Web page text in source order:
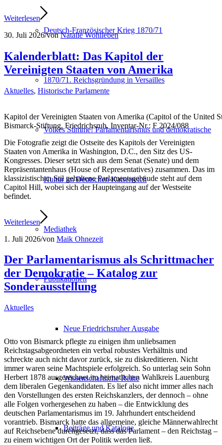
Deutsch-Französischer Krieg 1870/71
1870/71. Reichsgründung in Versailles
Volkes Stimme! Parlamentarismus und demokratische
Kultur im Deutschen Kaiserreich
Mediathek
Publikationen
Neue Friedrichsruher Ausgabe
Wissenschaftliche Reihe
Beiträge und Kataloge
Weiterlesen
30. Juli 2026/vonNatalie Wohlleben
Kalenderblatt: Das Kapitol der
Vereinigten Staaten von Amerika
Aktuelles, Historische Parlamente
Kapitol der Vereinigten Staaten von Amerika (Capitol of the United
Bismarck-Stiftung, Friedrichsruh, Inventar-Nr.: F 2024/088
Die Fotografie zeigt die Ostseite des Kapitols der Vereinigten
Staaten von Amerika in Washington, D.C., den Sitz des US-
Kongresses. Dieser setzt sich aus dem Senat (Senate) und dem
Repräsentantenhaus (House of Representatives) zusammen. Das im
klassizistischen Stil gehaltene Parlamentsgebäude steht auf dem
Capitol Hill, wobei sich der Haupteingang auf der Westseite
befindet.
Weiterlesen
1. Juli 2026/von Maik Ohnezeit
Der Parlamentarismus als Schrittmacher
der Demokratie – Katalog zur
Sonderausstellung
Aktuelles
Otto von Bismarck pflegte zu einigen ihm unliebsamen
Reichstagsabgeordneten ein verbal robustes Verhältnis und
schreckte auch nicht davor zurück, sie zu diskreditieren. Nicht
immer waren seine Machtspiele erfolgreich. So unterlag sein Sohn
Herbert 1878 ausgerechnet im heimatlichen Wahlkreis Lauenburg
dem liberalen Gegenkandidaten. Es lief also nicht immer alles nach
den Vorstellungen des ersten Reichskanzlers, der dennoch – ohne
alle Folgen vorhergesehen zu haben – die Entwicklung des
deutschen Parlamentarismus im 19. Jahrhundert entscheidend
vorantrieb. Bismarck hatte das allgemeine, gleiche Männerwahlrecht
auf Reichsebene durchgesetzt, dass das Parlament – den Reichstag –
zu einem wichtigen Ort der Politik werden ließ.